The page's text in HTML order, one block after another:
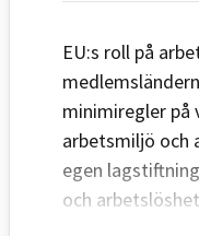
EU:s roll på
minimiregler på
arbetsmiljö och
egen
och